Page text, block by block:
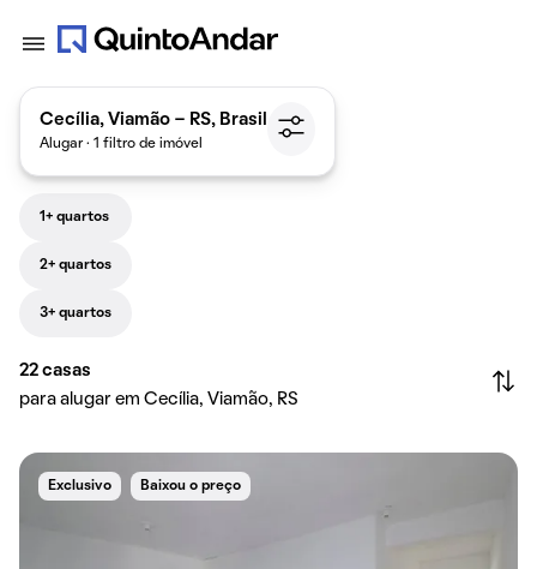
Cecília, Viamão - RS, Brasil
Alugar · 1 filtro de imóvel
1+ quartos
2+ quartos
3+ quartos
22 casas
para alugar em Cecília, Viamão, RS
Exclusivo Baixou o preço